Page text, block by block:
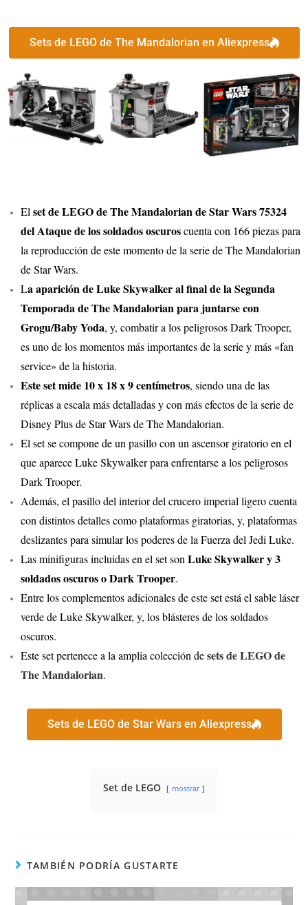
Sets de LEGO de The Mandalorian en Aliexpress
El set de LEGO de The Mandalorian de Star Wars 75324
del Ataque de los soldados oscuroscuenta con 166 piezas para
la reproducción de este momento de la serie de The Mandalorian
de Star Wars.
La aparición de Luke Skywalker al final de la Segunda
Temporada de The Mandalorian para juntarse con
Grogu/Baby Yoda, y, combatir a los peligrosos Dark Trooper,
es uno de los momentos más importantes de la serie y más «fan
service» de la historia.
Este set mide 10 x 18 x 9 centímetros, siendo una de las
réplicas a escala más detalladas y con más efectos de la serie de
Disney Plus de Star Wars de The Mandalorian.
El set se compone de un pasillo con un ascensor giratorio en el
que aparece Luke Skywalker para enfrentarse a los peligrosos
Dark Trooper.
Además, el pasillo del interior del crucero imperial ligero cuenta
con distintos detalles como plataformas giratorias, y, plataformas
deslizantes para simular los poderes de la Fuerza del Jedi Luke.
Las minifiguras incluidas en el set son Luke Skywalker y 3
soldados oscuros o Dark Trooper.
Entre los complementos adicionales de este set está el sable láser
verde de Luke Skywalker, y, los blásteres de los soldados
oscuros.
Este set pertenece a la amplia colección desets de LEGO de
The Mandalorian.
Sets de LEGO de Star Wars en Aliexpress
Set de LEGO mostrar
TAMBIÉN PODRÍA GUSTARTE